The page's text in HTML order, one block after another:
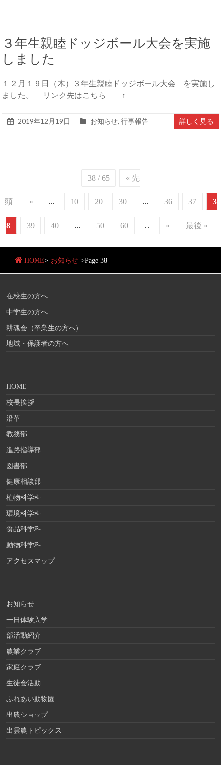
３年生親睦ドッジボール大会を実施
しました
１２月１９日（木）３年生親睦ドッジボール大会 を実施し
ました。 リンク先はこちら ↑
2019年12月19日 お知らせ,行事報告 詳しく見る
38 / 65 « 先
頭 « ... 10 20 30 ... 36 37 3
8 39 40 ... 50 60 ... » 最後 »
HOME> お知らせ >Page 38
在校生の方へ
中学生の方へ
耕魂会（卒業生の方へ）
地域・保護者の方へ
HOME
校長挨拶
沿革
教務部
進路指導部
図書部
健康相談部
植物科学科
環境科学科
食品科学科
動物科学科
アクセスマップ
お知らせ
一日体験入学
部活動紹介
農業クラブ
家庭クラブ
生徒会活動
ふれあい動物園
出農ショップ
出雲農トピックス